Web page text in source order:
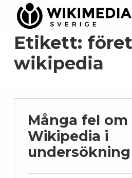
Etikett:
wikipedia
Många fel om
Wikipedia i
undersökning